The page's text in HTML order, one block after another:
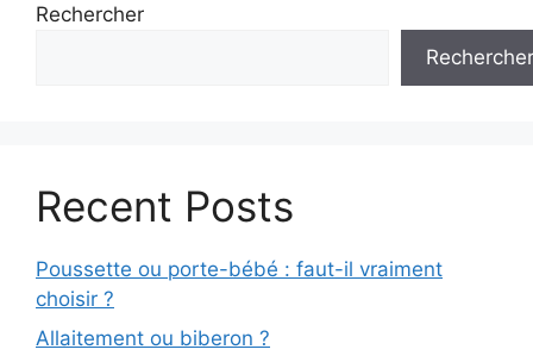
Rechercher
Rechercher
Recent Posts
Poussette ou porte-bébé : faut-il vraiment
choisir ?
Allaitement ou biberon ?